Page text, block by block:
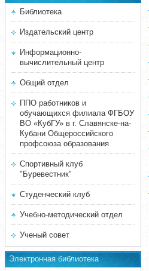
Библиотека
Издательский центр
Информационно-
вычислительный центр
Общий отдел
ППО работников и
обучающихся филиала ФГБОУ
ВО «КубГУ» в г. Славянске-на-
Кубани Общероссийского
профсоюза образования
Спортивный клуб
"Буревестник"
Студенческий клуб
Учебно-методический отдел
Ученый совет
Электронная библиотека